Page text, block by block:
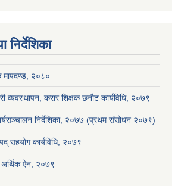
मापदण्ड, २०८०
व्यवस्थापन, करार शिक्षक छनौट कार्यविधि, २०७९
निर्देशिका, २०७७ (प्रथम संसोधन २०७९)
सहयोग कार्यविधि, २०७९
अर्थिक ऐन, २०७९